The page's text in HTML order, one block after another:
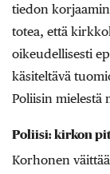
tiedon
totea, että
oikeudellisesti
käsiteltävä
Poliisin mielestä
Poliisi: kirkon
Korhonen